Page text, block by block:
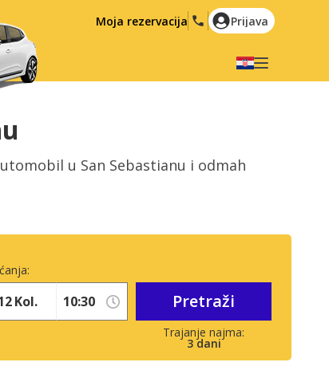
Moja rezervacija Prijava
Italiano
Nederlands
Русский
Hrvatski
العربية
u San Sebastianu i odmah
3 dani
Kol. Pretraži